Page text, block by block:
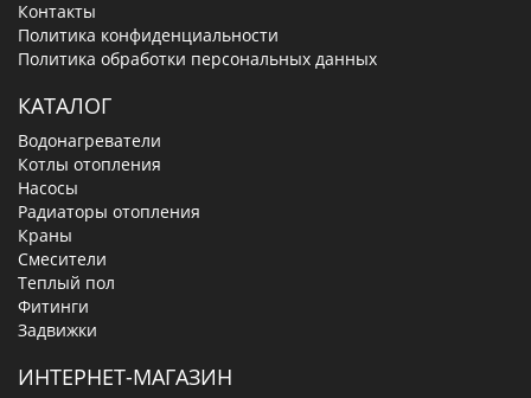
Контакты
Политика конфиденциальности
Политика обработки персональных данных
КАТАЛОГ
Водонагреватели
Котлы отопления
Насосы
Радиаторы отопления
Краны
Смесители
Теплый пол
Фитинги
Задвижки
ИНТЕРНЕТ-МАГАЗИН